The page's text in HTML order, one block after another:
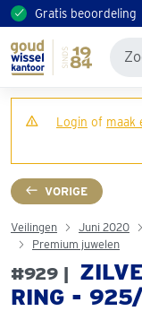
Gratis beoordeling
Login of maak
VORIGE
Veilingen Juni 2020
Premium juwelen
#929 |
RING -